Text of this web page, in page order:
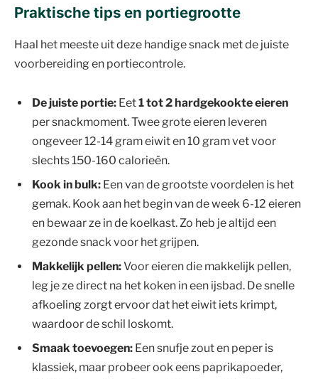
Praktische tips en portiegrootte
Haal het meeste uit deze handige snack met de juiste
voorbereiding en portiecontrole.
De juiste portie: Eet1 tot 2 hardgekookte eieren
per snackmoment. Twee grote eieren leveren
ongeveer 12-14 gram eiwit en 10 gram vet voor
slechts 150-160 calorieën.
Kook in bulk: Een van de grootste voordelen is het
gemak. Kook aan het begin van de week 6-12 eieren
en bewaar ze in de koelkast. Zo heb je altijd een
gezonde snack voor het grijpen.
Makkelijk pellen:Voor eieren die makkelijk pellen,
leg je ze direct na het koken in een ijsbad. De snelle
afkoeling zorgt ervoor dat het eiwit iets krimpt,
waardoor de schil loskomt.
Smaak toevoegen: Een snufje zout en peper is
klassiek, maar probeer ook eens paprikapoeder,